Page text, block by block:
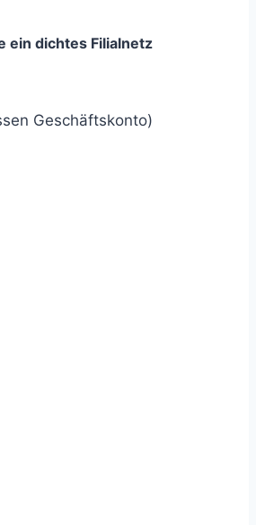
ein dichtes Filialnetz
Geschäftskonto)